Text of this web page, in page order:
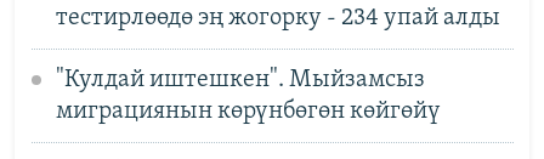
тестирлөөдө эң жогорку - 234 упай алды
"Кулдай иштешкен". Мыйзамсыз
миграциянын көрүнбөгөн көйгөйү